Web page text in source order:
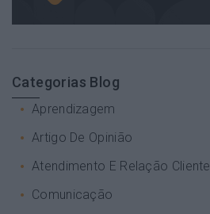
Categorias Blog
Aprendizagem
Artigo De Opinião
Atendimento E Relação Cliente
Comunicação